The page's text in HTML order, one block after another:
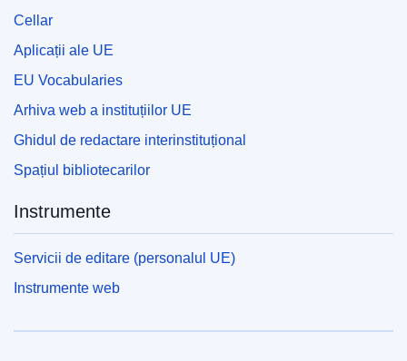
Cellar
Aplicații ale UE
EU Vocabularies
Arhiva web a instituțiilor UE
Ghidul de redactare interinstituțional
Spațiul bibliotecarilor
Instrumente
Servicii de editare (personalul UE)
Instrumente web